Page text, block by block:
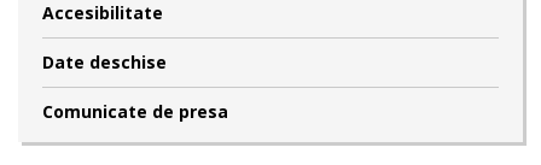
Accesibilitate
Date deschise
Comunicate de presa